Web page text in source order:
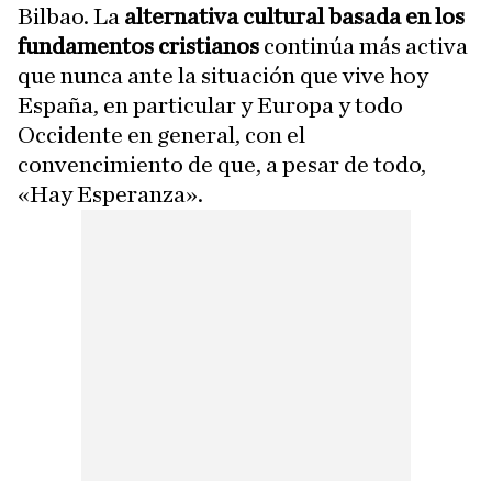
Bilbao. La alternativa cultural basada en los
fundamentos cristianos continúa más activa
que nunca ante la situación que vive hoy
España, en particular y Europa y todo
Occidente en general, con el
convencimiento de que, a pesar de todo,
«Hay Esperanza».